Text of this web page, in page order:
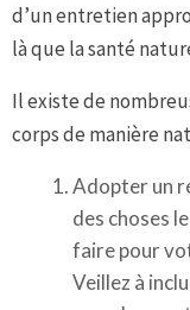
d’un entretien
là que la santé
Il existe de
corps de manière
Adopter un
des choses
faire pour
Veillez à